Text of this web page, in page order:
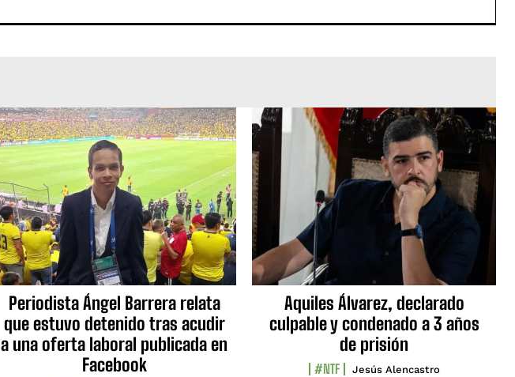
Periodista Ángel Barrera relata
que estuvo detenido tras acudir
a una oferta laboral publicada en
Facebook
Aquiles Álvarez, declarado
culpable y condenado a 3 años
de prisión
#NTF Jesús Alencastro